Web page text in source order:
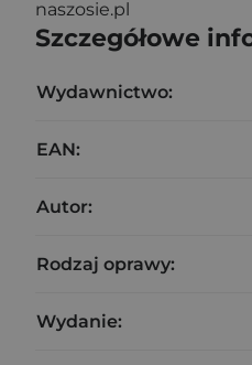
naszosie.pl
Szczegółowe
Wydawnictwo:
EAN:
Autor:
Rodzaj oprawy:
Wydanie: